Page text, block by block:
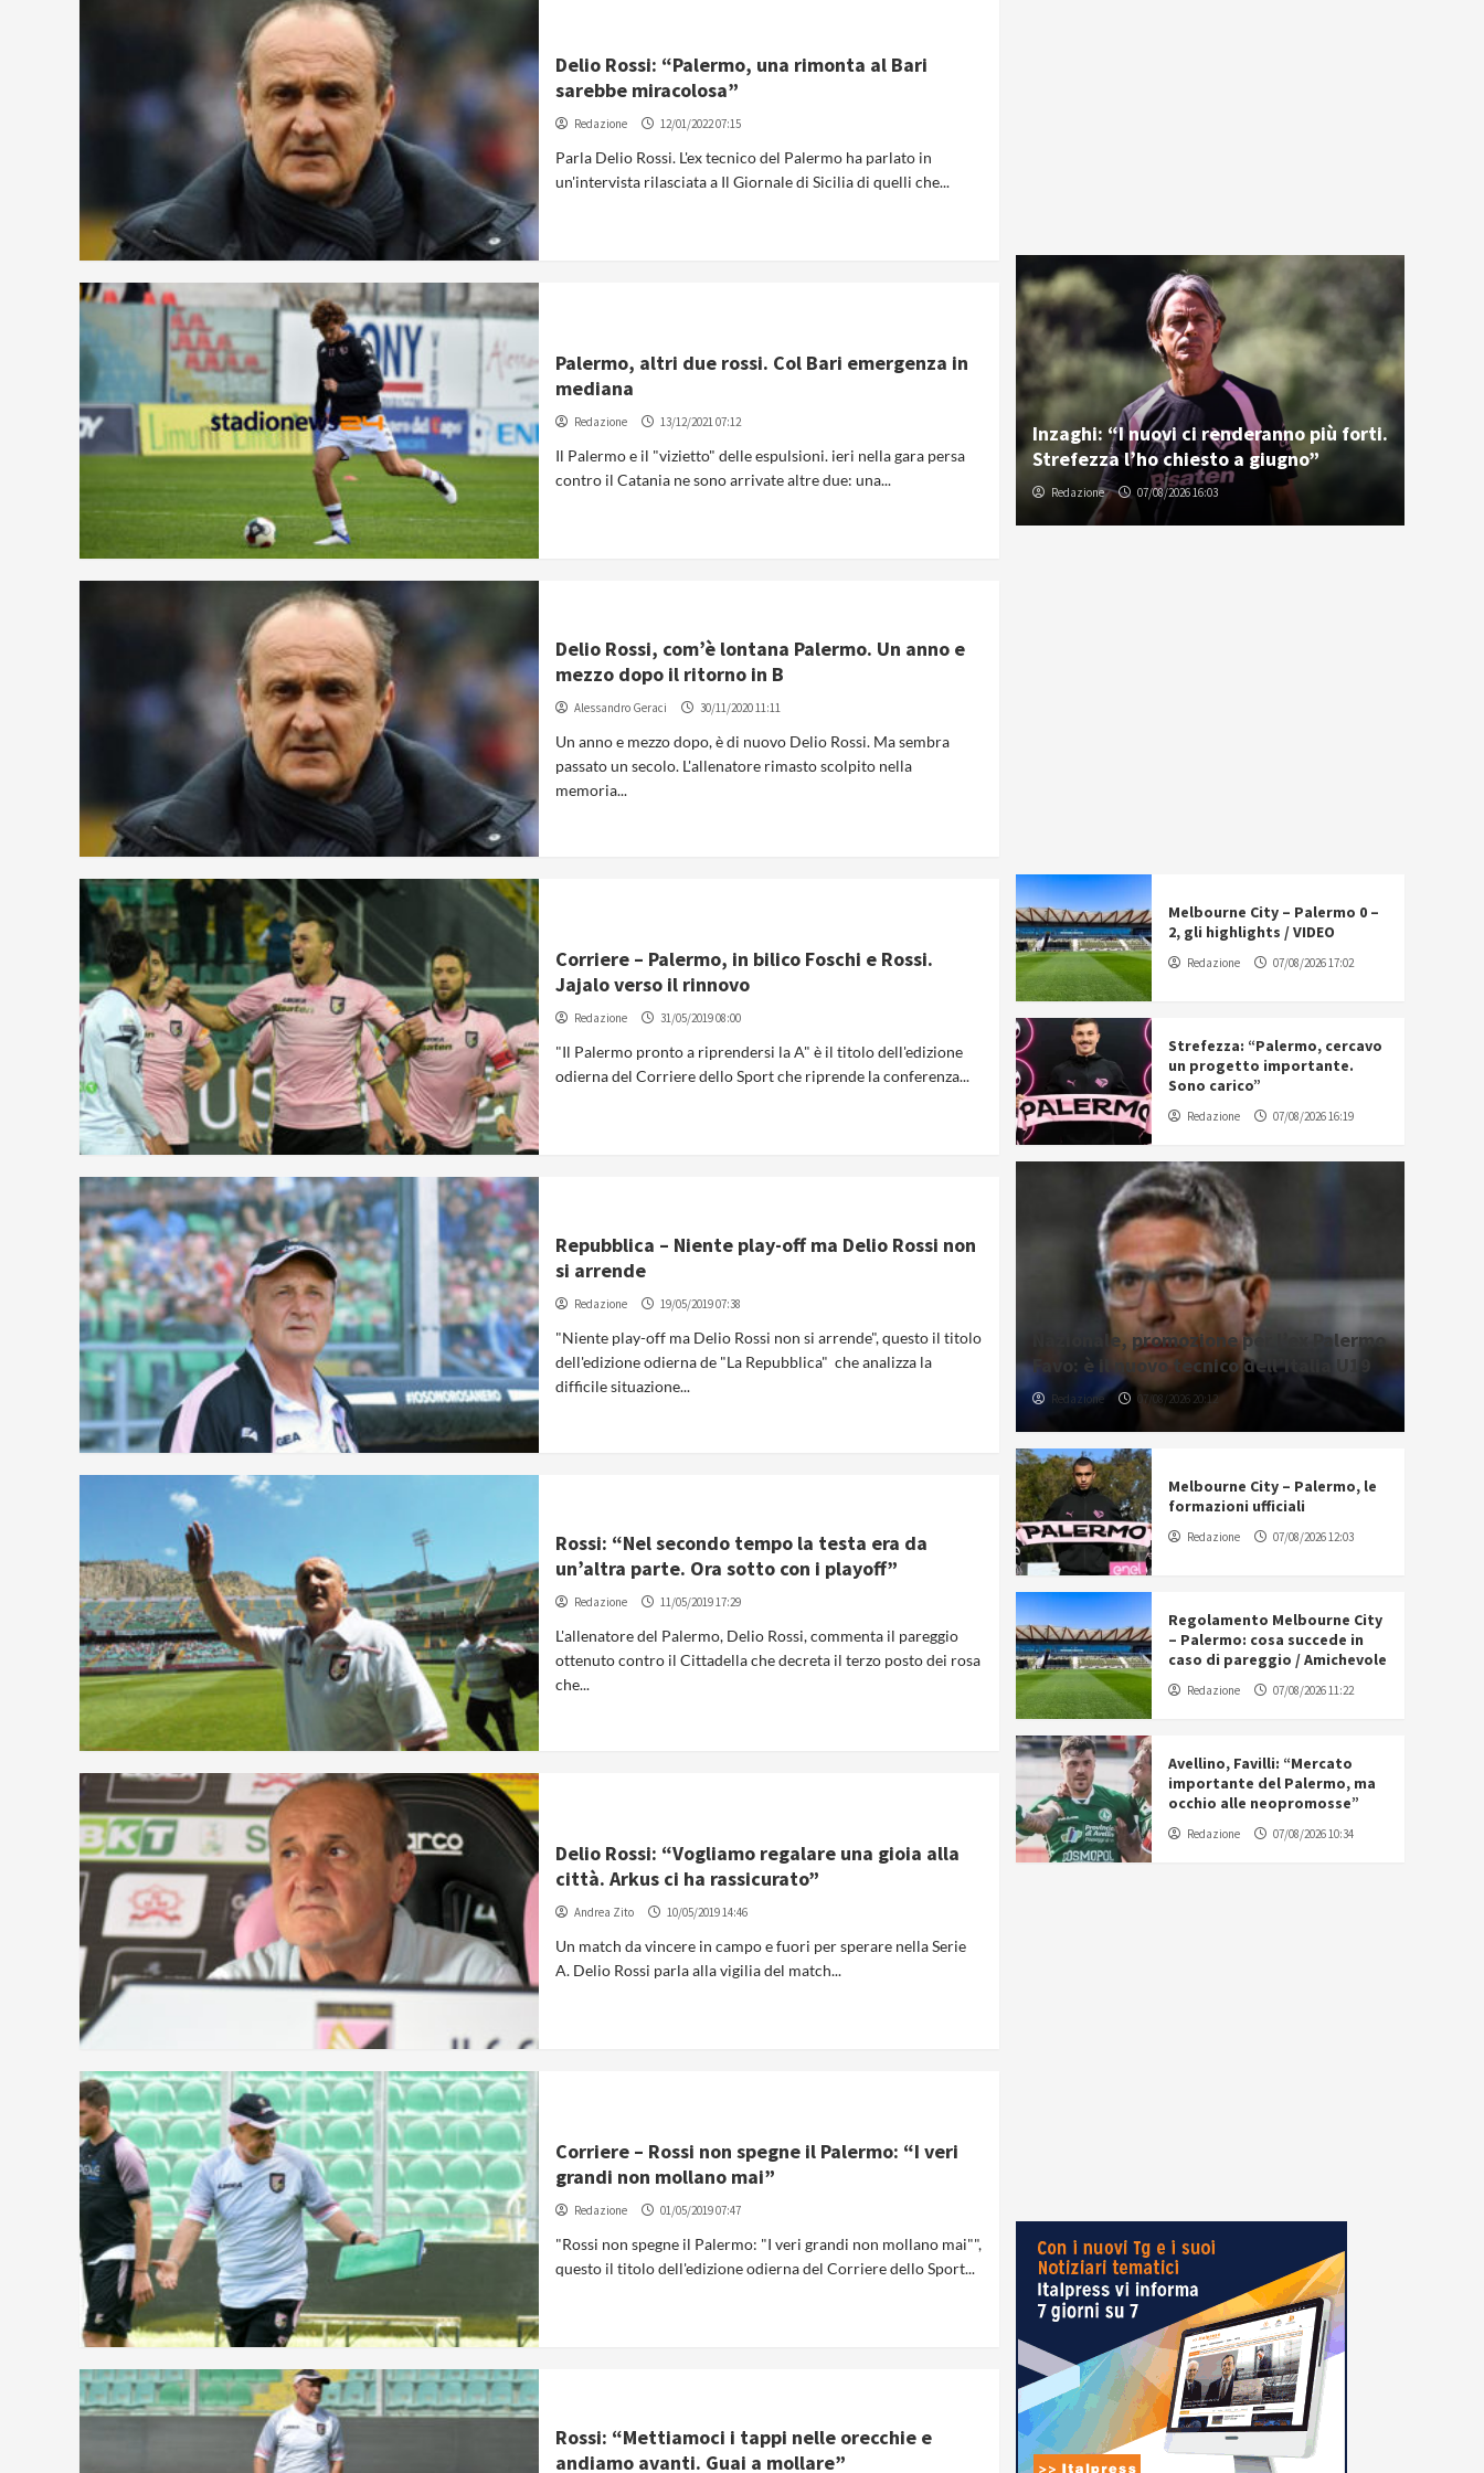
Delio Rossi: “Palermo, una rimonta al Bari
sarebbe miracolosa”
Redazione 12/01/2022 07:15
Parla Delio Rossi. L'ex tecnico del Palermo ha parlato in
un'intervista rilasciata a Il Giornale di Sicilia di quelli che...
Palermo, altri due rossi. Col Bari emergenza in
mediana
Redazione 13/12/2021 07:12
Il Palermo e il "vizietto" delle espulsioni. ieri nella gara persa
contro il Catania ne sono arrivate altre due: una...
Delio Rossi, com’è lontana Palermo. Un anno e
mezzo dopo il ritorno in B
Alessandro Geraci 30/11/2020 11:11
Un anno e mezzo dopo, è di nuovo Delio Rossi. Ma sembra
passato un secolo. L'allenatore rimasto scolpito nella
memoria...
Corriere – Palermo, in bilico Foschi e Rossi.
Jajalo verso il rinnovo
Redazione 31/05/2019 08:00
"Il Palermo pronto a riprendersi la A" è il titolo dell'edizione
odierna del Corriere dello Sport che riprende la conferenza...
Repubblica – Niente play-off ma Delio Rossi non
si arrende
Redazione 19/05/2019 07:38
"Niente play-off ma Delio Rossi non si arrende", questo il titolo
dell'edizione odierna de "La Repubblica" che analizza la
difficile situazione...
Rossi: “Nel secondo tempo la testa era da
un’altra parte. Ora sotto con i playoff”
Redazione 11/05/2019 17:29
L'allenatore del Palermo, Delio Rossi, commenta il pareggio
ottenuto contro il Cittadella che decreta il terzo posto dei rosa
che...
Delio Rossi: “Vogliamo regalare una gioia alla
città. Arkus ci ha rassicurato”
Andrea Zito 10/05/2019 14:46
Un match da vincere in campo e fuori per sperare nella Serie
A. Delio Rossi parla alla vigilia del match...
Corriere – Rossi non spegne il Palermo: “I veri
grandi non mollano mai”
Redazione 01/05/2019 07:47
"Rossi non spegne il Palermo: "I veri grandi non mollano mai"",
questo il titolo dell'edizione odierna del Corriere dello Sport...
Rossi: “Mettiamoci i tappi nelle orecchie e
andiamo avanti. Guai a mollare”
Inzaghi: “I nuovi ci renderanno più forti.
Strefezza l’ho chiesto a giugno”
Redazione 07/08/2026 16:03
Melbourne City – Palermo 0 –
2, gli highlights / VIDEO
Redazione 07/08/2026 17:02
Strefezza: “Palermo, cercavo
un progetto importante.
Sono carico”
Redazione 07/08/2026 16:19
Nazionale, promozione per l’ex Palermo
Favo: è il nuovo tecnico dell’Italia U19
Redazione 07/08/2026 20:12
Melbourne City – Palermo, le
formazioni ufficiali
Redazione 07/08/2026 12:03
Regolamento Melbourne City
– Palermo: cosa succede in
caso di pareggio / Amichevole
Redazione 07/08/2026 11:22
Avellino, Favilli: “Mercato
importante del Palermo, ma
occhio alle neopromosse”
Redazione 07/08/2026 10:34